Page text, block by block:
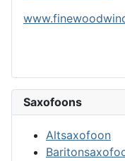
Saxofoons
Altsaxofoon